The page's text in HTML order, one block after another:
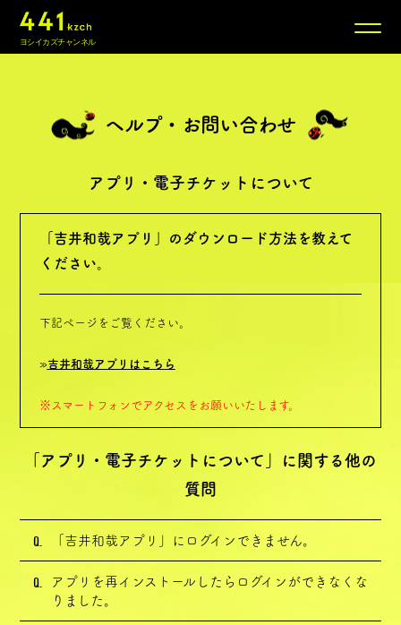
ヨシイカズチャンネル
New Atelier
Log:Music
Conversation
Special
Home
会員登録 ログイン ポイント FAQ
ヘルプ・お問い合わせ
アプリ・電子チケットについて
「吉井和哉アプリ」のダウンロード方法を教えて
ください。
下記ページをご覧ください。
»吉井和哉アプリはこちら
※スマートフォンでアクセスをお願いいたします。
「アプリ・電子チケットについて」に関する他の
質問
Q. 「吉井和哉アプリ」にログインできません。
Q.
アプリを再インストールしたらログインができなくな
りました。